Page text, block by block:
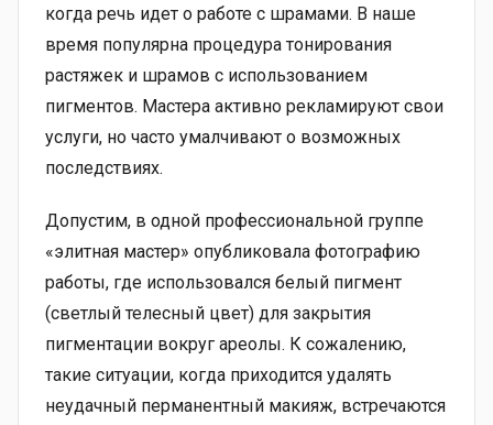
когда речь идет о работе с шрамами. В наше
время популярна процедура тонирования
растяжек и шрамов с использованием
пигментов. Мастера активно рекламируют свои
услуги, но часто умалчивают о возможных
последствиях.
Допустим, в одной профессиональной группе
«элитная мастер» опубликовала фотографию
работы, где использовался белый пигмент
(светлый телесный цвет) для закрытия
пигментации вокруг ареолы. К сожалению,
такие ситуации, когда приходится удалять
неудачный перманентный макияж, встречаются